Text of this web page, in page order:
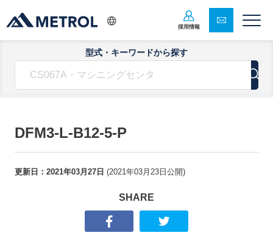
採用情報
型式・キーワードから探す
DFM3-L-B12-5-P
更新日： 2021年03月27日 (2021年03月23日 公開)
SHARE